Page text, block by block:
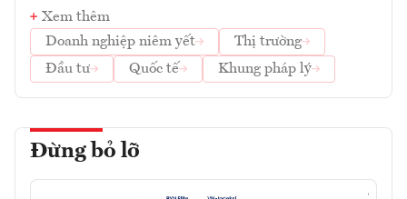
Xem thêm
Doanh nghiệp niêm yết
Thị trường
Đầu tư
Quốc tế Khung pháp lý
Đừng bỏ lỡ